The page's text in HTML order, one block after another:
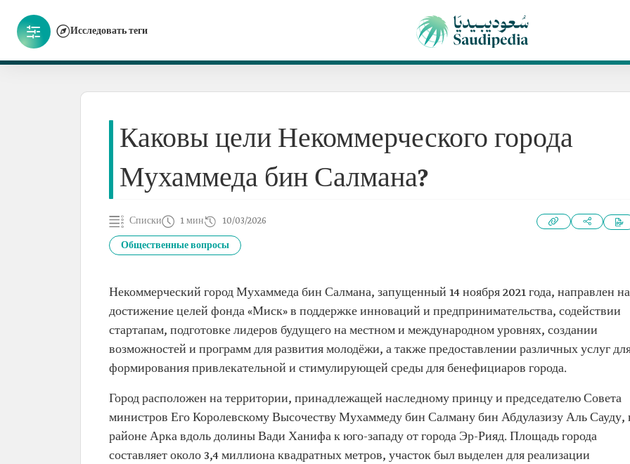
Исследовать теги
Каковы цели Некоммерческого города
Мухаммеда бин Салмана?
Списки 1 мин 10/03/2026
Общественные вопросы
Некоммерческий город Мухаммеда бин Салмана, запущенный 14 ноября 2021 года, направлен на
достижение целей фонда «Миск» в поддержке инноваций и предпринимательства, содействии
стартапам, подготовке лидеров будущего на местном и международном уровнях, создании
возможностей и программ для развития молодёжи, а также предоставлении различных услуг
формирования привлекательной и стимулирующей среды для бенефициаров города.
Город расположен на территории, принадлежащей наследному принцу и председателю Совета
министров Его Королевскому Высочеству Мухаммеду бин Салману бин Абдулазизу Аль Сауду,
районе Арка вдоль долины Вади Ханифа к юго-западу от города Эр-Рияд. Площадь города
составляет около 3,4 миллиона квадратных метров, участок был выделен для реализации